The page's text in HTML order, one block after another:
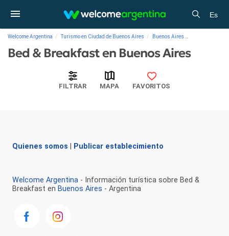
Es
Welcome Argentina Turismo en Ciudad de Buenos Aires Buenos Aires
Bed & Breakfast en Buenos Aires
FILTRAR MAPA FAVORITOS
Quienes somos Publicar establecimiento
Welcome Argentina - Información turística sobre Bed &
Breakfast en Buenos Aires - Argentina